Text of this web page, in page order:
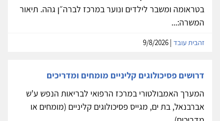
בטראומה ומשבר לילדים ונוער במרכז לברה״ן גהה. תיאור
המשרה:...
זהבית עובד
דרושים פסיכולוגים קליניים מומחים ומדריכים
המערך האמבולטורי במרכז הרפואי לבריאות הנפש ע'ש
אברבנאל, בת ים, מגייס פסיכולוגים קליניים (מומחים או